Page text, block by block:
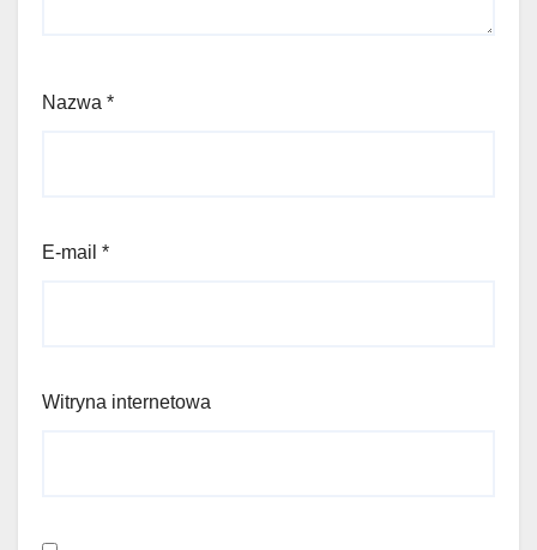
Nazwa *
E-mail *
Witryna internetowa